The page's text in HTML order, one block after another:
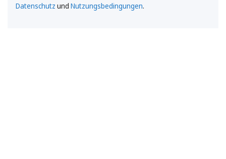
Datenschutz und Nutzungsbedingungen.